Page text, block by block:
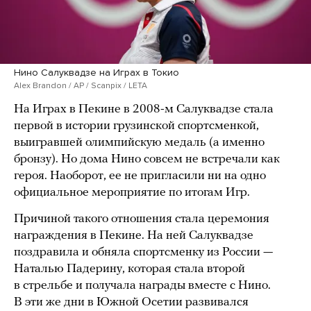
Нино Салуквадзе на Играх в Токио
Alex Brandon / AP / Scanpix / LETA
На Играх в Пекине в 2008-м Салуквадзе стала
первой в истории грузинской спортсменкой,
выигравшей олимпийскую медаль (а именно
бронзу). Но дома Нино совсем не встречали как
героя. Наоборот, ее не пригласили ни на одно
официальное мероприятие по итогам Игр.
Причиной такого отношения стала церемония
награждения в Пекине. На ней Салуквадзе
поздравила и обняла спортсменку из России —
Наталью Падерину, которая стала второй
в стрельбе и получала награды вместе с Нино.
В эти же дни в Южной Осетии развивался